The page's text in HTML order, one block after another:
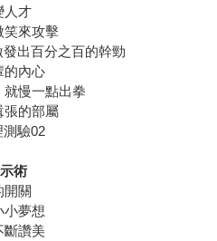
人才
來攻擊
出百分之百的幹勁
的內心
慢一點出拳
張的部屬
驗02
術
開關
小夢想
斷讚美